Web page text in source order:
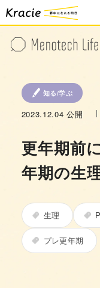
知る/学ぶ
2023.12.04 公開
更年期前
年期の生
生理
プレ更年期